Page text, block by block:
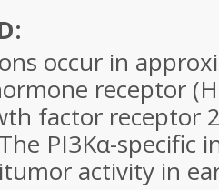
occur in
receptor
factor receptor
PI3Kα-specific
activity in